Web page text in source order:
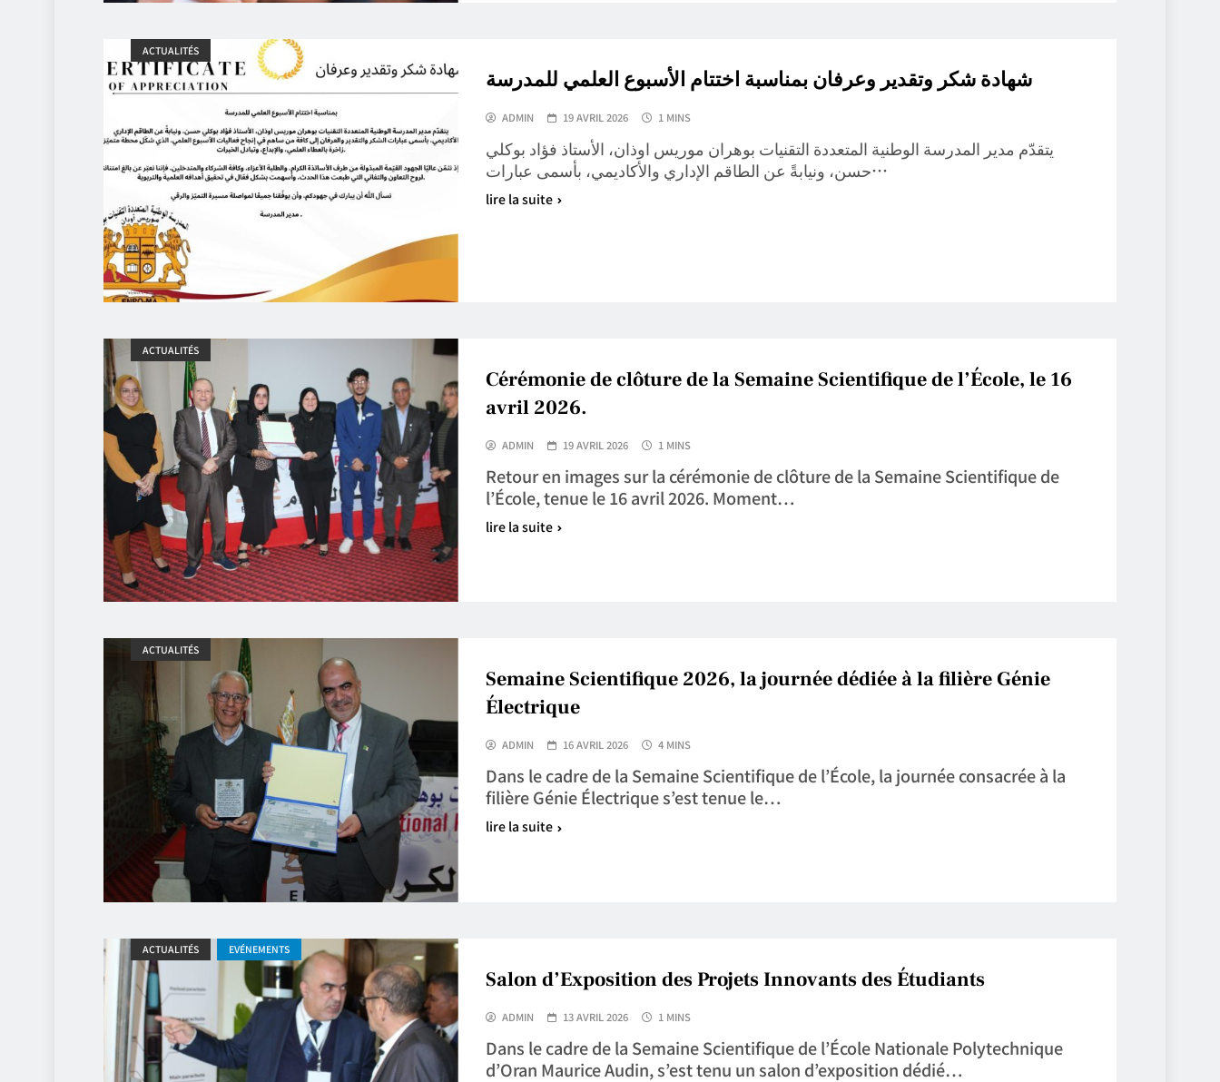
ACTUALITÉS
شهادة شكر وتقدير وعرفان بمناسبة اختتام الأسبوع العلمي للمدرسة
ADMIN 19 AVRIL 2026 1 MINS
يتقدّم مدير المدرسة الوطنية المتعددة التقنيات بوهران موريس اوذان، الأستاذ فؤاد بوكلي
حسن، ونيابةً عن الطاقم الإداري والأكاديمي، بأسمى عبارات…
lire la suite
ACTUALITÉS
Cérémonie de clôture de la Semaine Scientifique de l’École, le 16
avril 2026.
ADMIN 19 AVRIL 2026 1 MINS
Retour en images sur la cérémonie de clôture de la Semaine Scientifique de
l’École, tenue le 16 avril 2026. Moment…
lire la suite
ACTUALITÉS
Semaine Scientifique 2026, la journée dédiée à la filière Génie
Électrique
ADMIN 16 AVRIL 2026 4 MINS
Dans le cadre de la Semaine Scientifique de l’École, la journée consacrée à la
filière Génie Électrique s’est tenue le…
lire la suite
ACTUALITÉS EVÉNEMENTS
Salon d’Exposition des Projets Innovants des Étudiants
ADMIN 13 AVRIL 2026 1 MINS
Dans le cadre de la Semaine Scientifique de l’École Nationale Polytechnique
d’Oran Maurice Audin, s’est tenu un salon d’exposition dédié…